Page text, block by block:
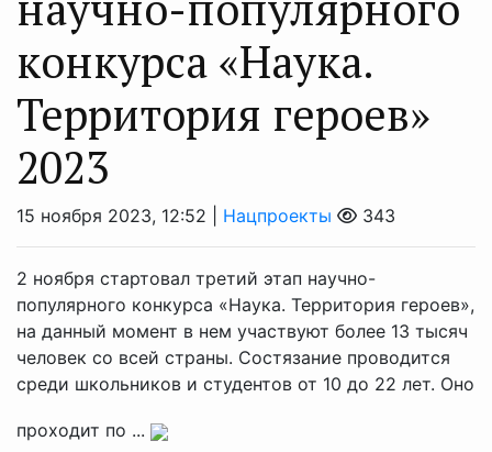
конкурса «Наука.
Территория героев»
2023
15 ноября 2023, 12:52 | Нацпроекты 343
2 ноября стартовал третий этап научно-
популярного конкурса «Наука. Территория героев»,
на данный момент в нем участвуют более 13 тысяч
человек со всей страны. Состязание проводится
среди школьников и студентов от 10 до 22 лет. Оно
проходит по ...